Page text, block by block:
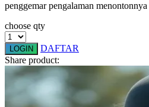
Skip Hop
penggemar pengalaman menontonnya
choose qty
LOGIN
DAFTAR
Share product: